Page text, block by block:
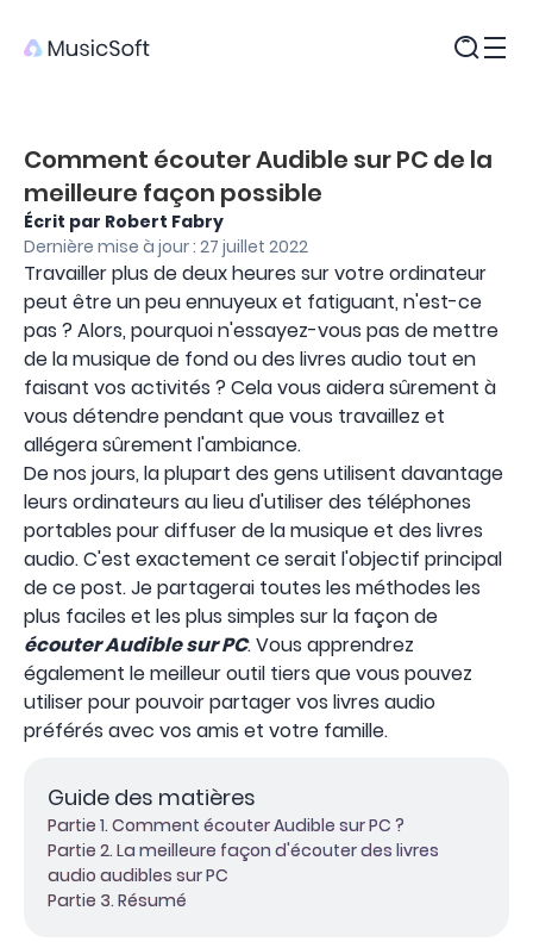
Comment écouter Audible sur PC de la
meilleure façon possible
Écrit par Robert Fabry
Dernière mise à jour : 27 juillet 2022
Travailler plus de deux heures sur votre ordinateur
peut être un peu ennuyeux et fatiguant, n'est-ce
pas ? Alors, pourquoi n'essayez-vous pas de mettre
de la musique de fond ou des livres audio tout en
faisant vos activités ? Cela vous aidera sûrement à
vous détendre pendant que vous travaillez et
allégera sûrement l'ambiance.
De nos jours, la plupart des gens utilisent davantage
leurs ordinateurs au lieu d'utiliser des téléphones
portables pour diffuser de la musique et des livres
audio. C'est exactement ce serait l'objectif principal
de ce post. Je partagerai toutes les méthodes les
plus faciles et les plus simples sur la façon de
écouter Audible sur PC. Vous apprendrez
également le meilleur outil tiers que vous pouvez
utiliser pour pouvoir partager vos livres audio
préférés avec vos amis et votre famille.
Guide des matières
Partie 1. Comment écouter Audible sur PC ?
Partie 2. La meilleure façon d'écouter des livres
audio audibles sur PC
Partie 3. Résumé